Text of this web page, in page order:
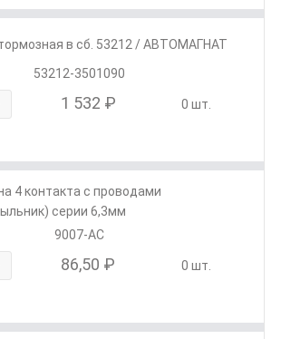
в сб. 53212 / АВТОМАГНАТ
53212-3501090
1 532 ₽ 0 шт.
4 контакта с проводами
серии 6,3мм
9007-АС
86,50 ₽ 0 шт.